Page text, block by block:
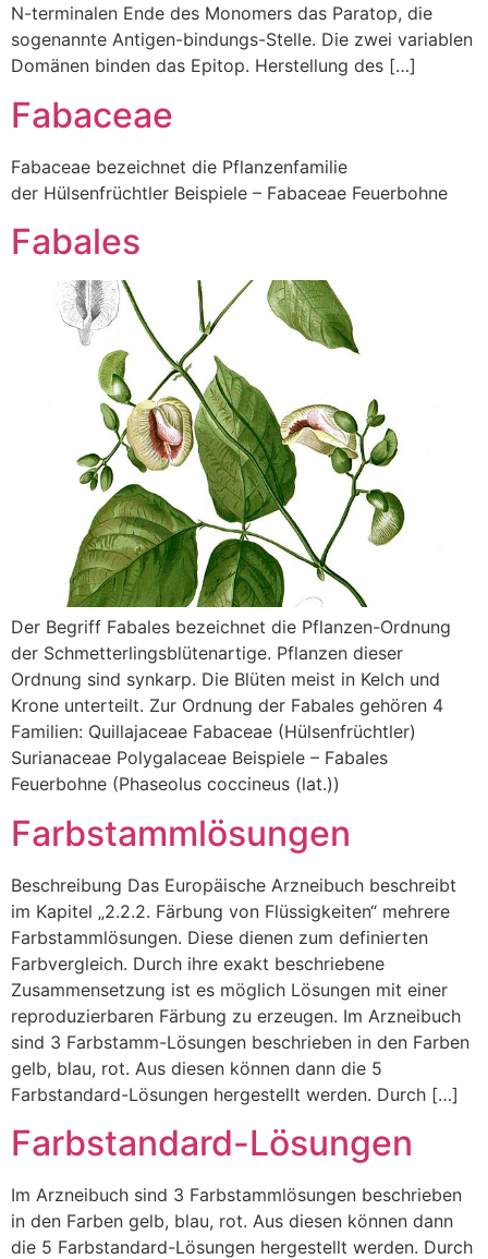
N-terminalen Ende des Monomers das Paratop, die
sogenannte Antigen-bindungs-Stelle. Die zwei variablen
Domänen binden das Epitop. Herstellung des […]
Fabaceae
Fabaceae bezeichnet die Pflanzenfamilie
der Hülsenfrüchtler Beispiele – Fabaceae Feuerbohne
Fabales
Der Begriff Fabales bezeichnet die Pflanzen-Ordnung
der Schmetterlingsblütenartige. Pflanzen dieser
Ordnung sind synkarp. Die Blüten meist in Kelch und
Krone unterteilt. Zur Ordnung der Fabales gehören 4
Familien: Quillajaceae Fabaceae (Hülsenfrüchtler)
Surianaceae Polygalaceae Beispiele – Fabales
Feuerbohne (Phaseolus coccineus (lat.))
Farbstammlösungen
Beschreibung Das Europäische Arzneibuch beschreibt
im Kapitel „2.2.2. Färbung von Flüssigkeiten“ mehrere
Farbstammlösungen. Diese dienen zum definierten
Farbvergleich. Durch ihre exakt beschriebene
Zusammensetzung ist es möglich Lösungen mit einer
reproduzierbaren Färbung zu erzeugen. Im Arzneibuch
sind 3 Farbstamm-Lösungen beschrieben in den Farben
gelb, blau, rot. Aus diesen können dann die 5
Farbstandard-Lösungen hergestellt werden. Durch […]
Farbstandard-Lösungen
Im Arzneibuch sind 3 Farbstammlösungen beschrieben
in den Farben gelb, blau, rot. Aus diesen können dann
die 5 Farbstandard-Lösungen hergestellt werden. Durch